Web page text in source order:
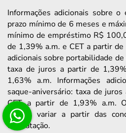
Informações adicionais sobre o
prazo mínimo de 6 meses e
mínimo de empréstimo R$
de 1,39% a.m. e CET a partir
adicionais sobre portabilidade
taxa de juros a partir de
1,63% a.m. Informações
saque-aniversário: taxa de
CET a partir de 1,93% a.m.
podem variar a partir das
contratação.